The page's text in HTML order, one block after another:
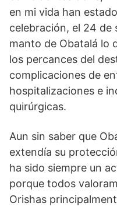
en mi vida han
celebración, el 24 de
manto de Obatalá lo
los percances del
complicaciones de
hospitalizaciones e
quirúrgicas.
Aun sin saber que
extendía su
ha sido siempre un
porque todos
Orishas